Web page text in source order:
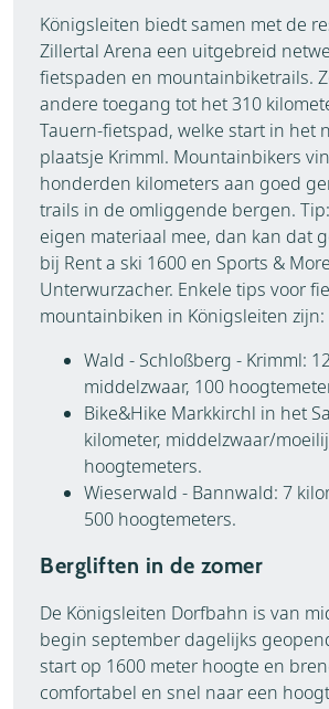
Königsleiten biedt samen met de
Zillertal Arena een uitgebreid
fietspaden en mountainbiketrails.
andere toegang tot het 310
Tauern-fietspad, welke start in het
plaatsje Krimml. Mountainbikers
honderden kilometers aan goed
trails in de omliggende bergen.
eigen materiaal mee, dan kan dat
bij Rent a ski 1600 en Sports & More
Unterwurzacher. Enkele tips voor
mountainbiken in Königsleiten zijn:
Wald - Schloßberg - Krimml:
middelzwaar, 100
Bike&Hike Markkirchl in het
kilometer, middelzwaar/
hoogtemeters.
Wieserwald - Bannwald: 7
500 hoogtemeters.
Bergliften in de zomer
De Königsleiten Dorfbahn is van
begin september dagelijks
start op 1600 meter hoogte en
comfortabel en snel naar een